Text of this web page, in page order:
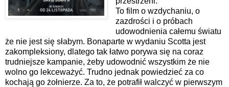
To film o wzdychaniu, o
zazdrości i o próbach
udowodnienia całemu światu
że nie jest się słabym. Bonaparte w wydaniu Scotta jest
zakompleksiony, dlatego tak łatwo porywa się na coraz
trudniejsze kampanie, żeby udowodnić wszystkim że nie
wolno go lekceważyć. Trudno jednak powiedzieć za co
kochają go żołnierze. Za to, że potrafił walczyć w pierwszym